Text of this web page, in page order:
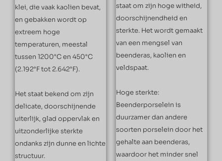
klei, die vaak kaolien bevat,
en gebakken wordt op
extreem hoge
temperaturen, meestal
tussen 1200°C en 450°C
(2.192°F tot 2.642°F).
Het staat bekend om zijn
delicate, doorschijnende
uiterlijk, glad oppervlak en
uitzonderlijke sterkte
ondanks zijn dunne en lichte
structuur.
staat om zijn hoge witheid,
doorschijnendheid en
sterkte. Het wordt gemaakt
van een mengsel van
beenderas, kaolien en
veldspaat.
Hoge sterkte:
Beenderporselein is
duurzamer dan andere
soorten porselein door het
gehalte aan beenderas,
waardoor het minder snel